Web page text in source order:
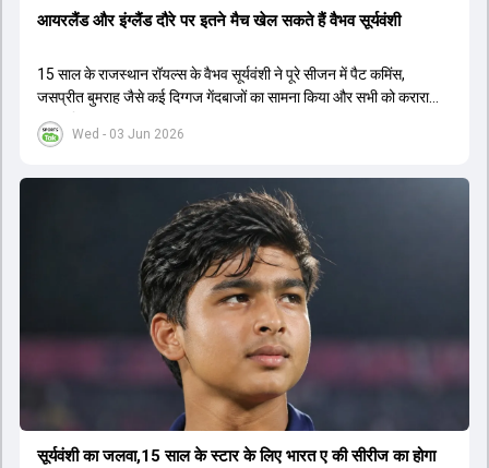
Wed - 03 Jun 2026
आयरलैंड और इंग्लैंड दौरे पर इतने मैच खेल सकते हैं वैभव सूर्यवंशी
15 साल के राजस्थान रॉयल्स के वैभव सूर्यवंशी ने पूरे सीजन में पैट कमिंस,
जसप्रीत बुमराह जैसे कई द‍िग्गज गेंदबाजों का सामना किया और सभी को करारा
जवाब द‍िया.
सूर्यवंशी का जलवा,15 साल के स्टार के लिए भारत ए की सीरीज का होगा